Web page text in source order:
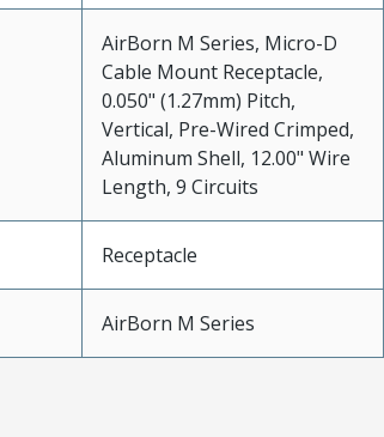
AirBorn M Series, Micro-D
Cable Mount Receptacle,
0.050" (1.27mm) Pitch,
Vertical, Pre-Wired Crimped,
Aluminum Shell, 12.00" Wire
Length, 9 Circuits
Receptacle
AirBorn M Series